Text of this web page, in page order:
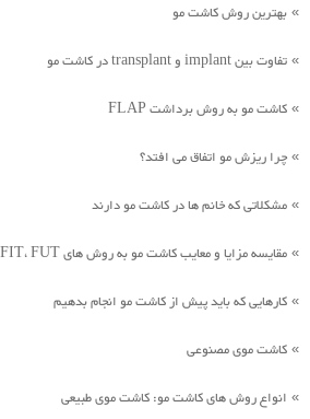
» بهترین روش کاشت مو
» تفاوت بین implant و transplant در کاشت مو
» کاشت مو به روش برداشت FLAP
» چرا ریزش مو اتفاق می افتد؟
» مشکلاتی که خانم ها در کاشت مو دارند
» مقایسه مزایا و معایب کاشت مو به روش های FIT، FUT و SUT
» کارهایی که باید پیش از کاشت مو انجام بدهیم
» کاشت موی مصنوعی
» انواع روش های کاشت مو: کاشت موی طبیعی